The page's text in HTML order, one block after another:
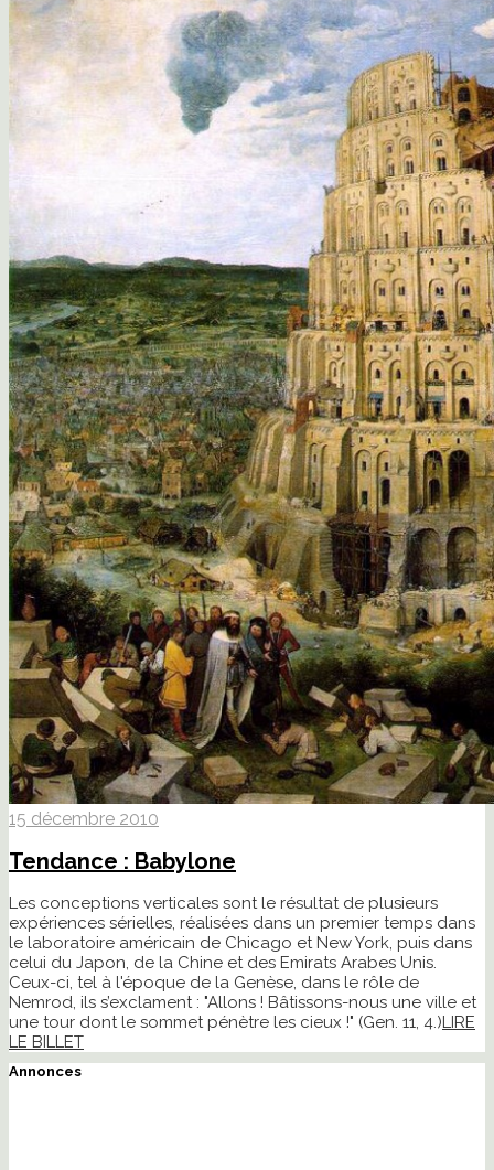
15 décembre 2010
Tendance : Babylone
Les conceptions verticales sont le résultat de plusieurs
expériences sérielles, réalisées dans un premier temps dans
le laboratoire américain de Chicago et New York, puis dans
celui du Japon, de la Chine et des Emirats Arabes Unis.
Ceux-ci, tel à l'époque de la Genèse, dans le rôle de
Nemrod, ils s’exclament : "Allons ! Bâtissons-nous une ville et
une tour dont le sommet pénètre les cieux !" (Gen. 11, 4.)LIRE
LE BILLET
Annonces